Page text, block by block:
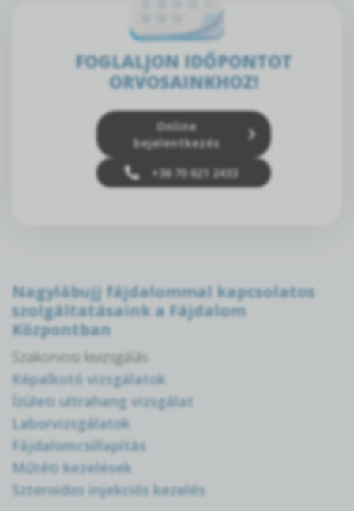
FOGLALJON IDŐPONTOT
ORVOSAINKHOZ!
Online
bejelentkezés
+36 70 621 2433
Nagylábujj fájdalommal kapcsolatos
szolgáltatásaink a Fájdalom
Központban
Szakorvosi kivizsgálás
Képalkotó vizsgálatok
Ízületi ultrahang vizsgálat
Laborvizsgálatok
Fájdalomcsillapítás
Műtéti kezelések
Szteroidos injekciós kezelés